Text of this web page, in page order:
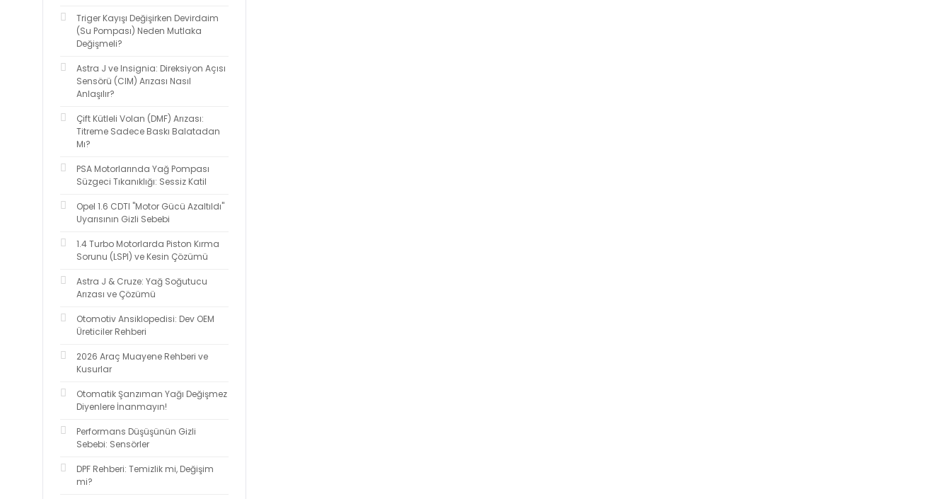
Triger Kayışı Değişirken Devirdaim
(Su Pompası) Neden Mutlaka
Değişmeli?
Astra J ve Insignia: Direksiyon Açısı
Sensörü (CIM) Arızası Nasıl
Anlaşılır?
Çift Kütleli Volan (DMF) Arızası:
Titreme Sadece Baskı Balatadan
Mı?
PSA Motorlarında Yağ Pompası
Süzgeci Tıkanıklığı: Sessiz Katil
Opel 1.6 CDTI "Motor Gücü Azaltıldı"
Uyarısının Gizli Sebebi
1.4 Turbo Motorlarda Piston Kırma
Sorunu (LSPI) ve Kesin Çözümü
Astra J & Cruze: Yağ Soğutucu
Arızası ve Çözümü
Otomotiv Ansiklopedisi: Dev OEM
Üreticiler Rehberi
2026 Araç Muayene Rehberi ve
Kusurlar
Otomatik Şanzıman Yağı Değişmez
Diyenlere İnanmayın!
Performans Düşüşünün Gizli
Sebebi: Sensörler
DPF Rehberi: Temizlik mi, Değişim
mi?